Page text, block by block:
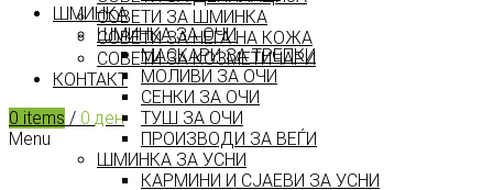
СОВЕТИ ЗА ШМИНКА
СОВЕТИ ЗА НЕГА НА КОЖА
СОВЕТИ ЗА КОЗМЕТИЧАРИ
КОНТАКТ
0 items / 0 ден
Menu
ШМИНКА
ШМИНКА ЗА ОЧИ
МАСКАРИ ЗА ТРЕПКИ
МОЛИВИ ЗА ОЧИ
СЕНКИ ЗА ОЧИ
ТУШ ЗА ОЧИ
ПРОИЗВОДИ ЗА ВЕЃИ
ШМИНКА ЗА УСНИ
КАРМИНИ И СЈАЕВИ ЗА УСНИ